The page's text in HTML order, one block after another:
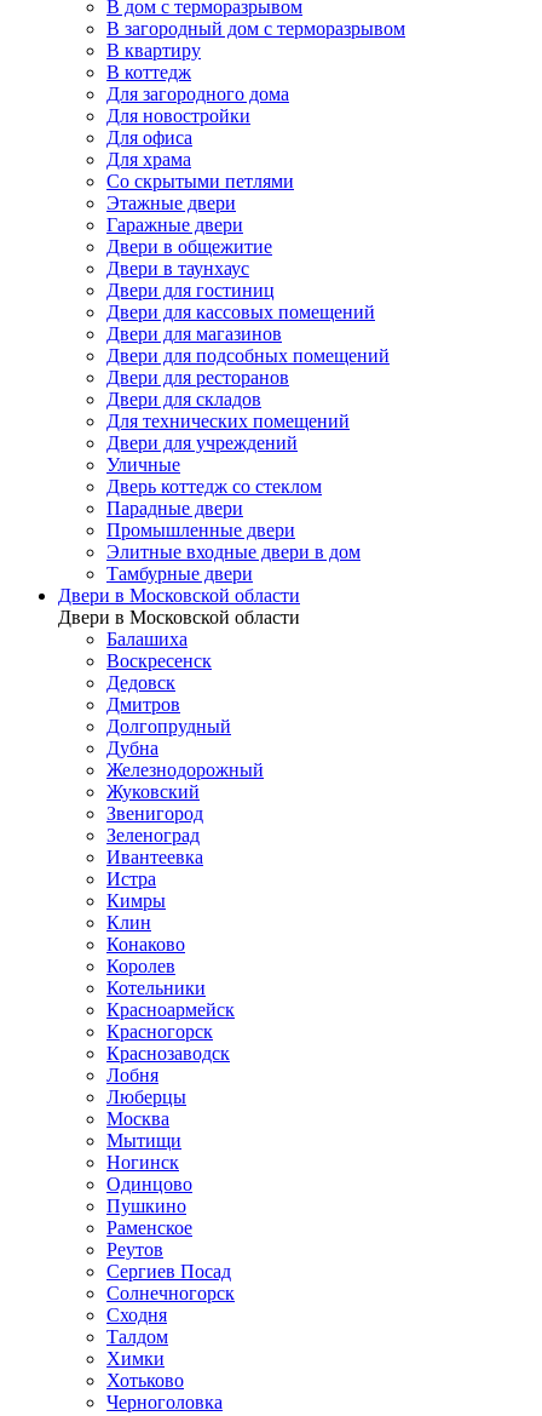
В дом с терморазрывом
В загородный дом с терморазрывом
В квартиру
В коттедж
Для загородного дома
Для новостройки
Для офиса
Для храма
Со скрытыми петлями
Этажные двери
Гаражные двери
Двери в общежитие
Двери в таунхаус
Двери для гостиниц
Двери для кассовых помещений
Двери для магазинов
Двери для подсобных помещений
Двери для ресторанов
Двери для складов
Для технических помещений
Двери для учреждений
Уличные
Дверь коттедж со стеклом
Парадные двери
Промышленные двери
Элитные входные двери в дом
Тамбурные двери
Двери в Московской области
Двери в Московской области
Балашиха
Воскресенск
Дедовск
Дмитров
Долгопрудный
Дубна
Железнодорожный
Жуковский
Звенигород
Зеленоград
Ивантеевка
Истра
Кимры
Клин
Конаково
Королев
Котельники
Красноармейск
Красногорск
Краснозаводск
Лобня
Люберцы
Москва
Мытищи
Ногинск
Одинцово
Пушкино
Раменское
Реутов
Сергиев Посад
Солнечногорск
Сходня
Талдом
Химки
Хотьково
Черноголовка